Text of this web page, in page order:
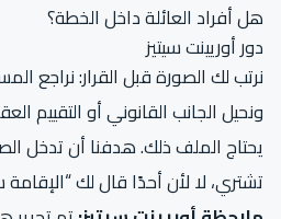
هل أفراد العائلة داخل الخطة؟
دور أوريينت سيتيز
نرتب لك الصورة قبل القرار: نراجع
ونحيل الجانب القانوني أو التقييم
يحتاج الملف ذلك. هدفنا أن تدخل
تشتري، لا لأن أحدًا قال لك